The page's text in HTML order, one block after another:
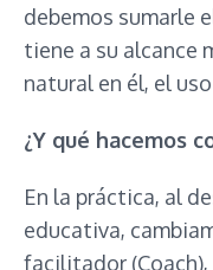
debemos sumarle
tiene a su alcance
natural en él, el
¿Y qué hacemos
En la práctica, al
educativa,
facilitador